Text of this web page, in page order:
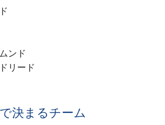
ンド
リード
決まるチーム